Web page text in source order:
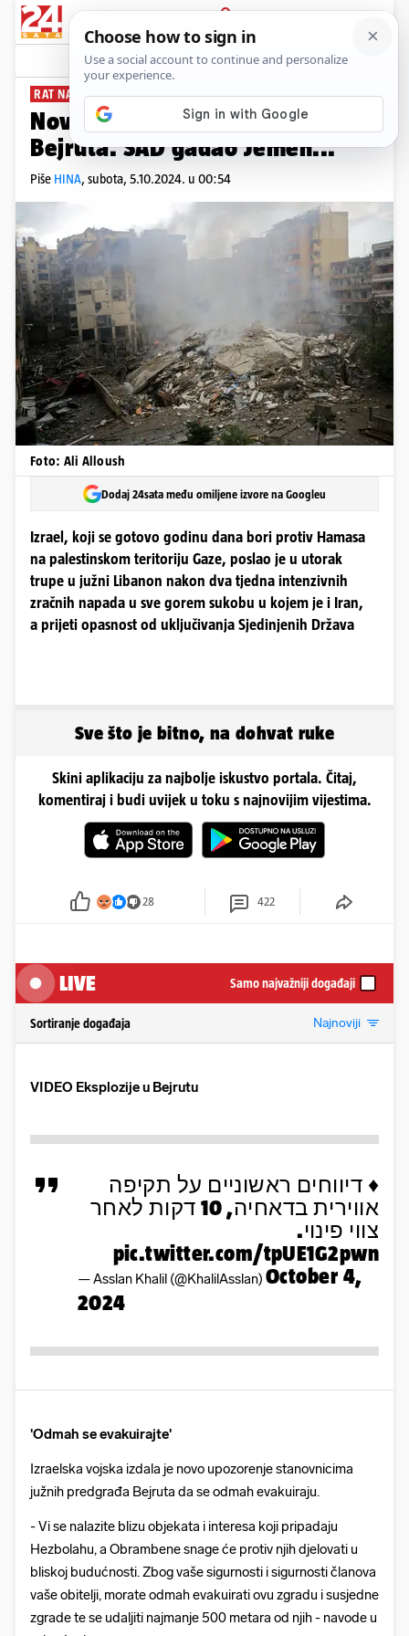
PRIJAVA
News Komentari
RAT NA BLISKOM ISTOKU
Nove velike eksplozije diljem
Bejruta. SAD gađao Jemen...
Piše HINA, subota, 5.10.2024. u 00:54
Foto: Ali Alloush
Dodaj 24sata među omiljene izvore na Googleu
Izrael, koji se gotovo godinu dana bori protiv Hamasa
na palestinskom teritoriju Gaze, poslao je u utorak
trupe u južni Libanon nakon dva tjedna intenzivnih
zračnih napada u sve gorem sukobu u kojem je i Iran,
a prijeti opasnost od uključivanja Sjedinjenih Država
Sve što je bitno, na dohvat ruke
Skini aplikaciju za najbolje iskustvo portala. Čitaj,
komentiraj i budi uvijek u toku s najnovijim vijestima.
28 422
LIVE Samo najvažniji događaji
Sortiranje događaja Najnoviji
VIDEO Eksplozije u Bejrutu
♦️ דיווחים ראשוניים על תקיפה
אווירית בדאחיה, 10 דקות לאחר
צווי פינוי.
pic.twitter.com/tpUE1G2pwn
— Asslan Khalil (@KhalilAsslan) October 4,
2024
'Odmah se evakuirajte'
Izraelska vojska izdala je novo upozorenje stanovnicima
južnih predgrađa Bejruta da se odmah evakuiraju.
- Vi se nalazite blizu objekata i interesa koji pripadaju
Hezbolahu, a Obrambene snage će protiv njih djelovati u
bliskoj budućnosti. Zbog vaše sigurnosti i sigurnosti članova
vaše obitelji, morate odmah evakuirati ovu zgradu i susjedne
zgrade te se udaljiti najmanje 500 metara od njih - navode u